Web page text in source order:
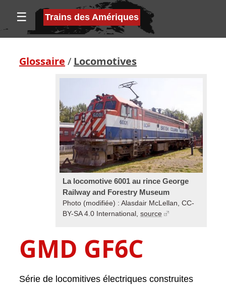
☰ Trains des Amériques
Glossaire / Locomotives
La locomotive 6001 au rince George
Railway and Forestry Museum
Photo (modifiée) : Alasdair McLellan, CC-
BY-SA 4.0 International, source
GMD GF6C
Série de locomitives électriques construites